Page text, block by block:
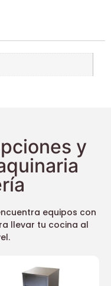
y
equipos con
llevar tu cocina al